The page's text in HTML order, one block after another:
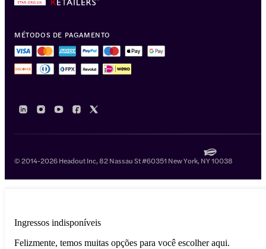
MÉTODOS DE PAGAMENTO
© 2014-2026 Headout Inc, 82 Nassau St #60351 New York, NY 10038
Ingressos indisponíveis
Felizmente, temos muitas opções para você escolher aqui.